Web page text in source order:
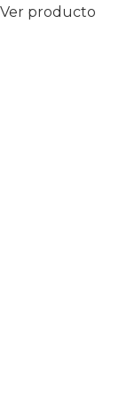
Ver producto